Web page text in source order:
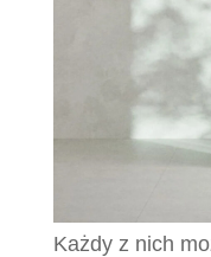
Każdy z nich